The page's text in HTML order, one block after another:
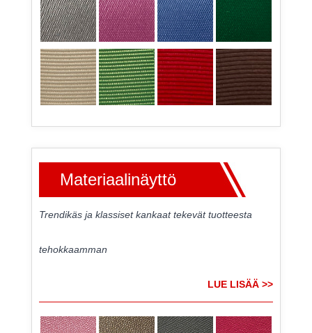
Materiaalinäyttö
Trendikäs ja klassiset kankaat tekevät tuotteesta
tehokkaamman
LUE LISÄÄ >>